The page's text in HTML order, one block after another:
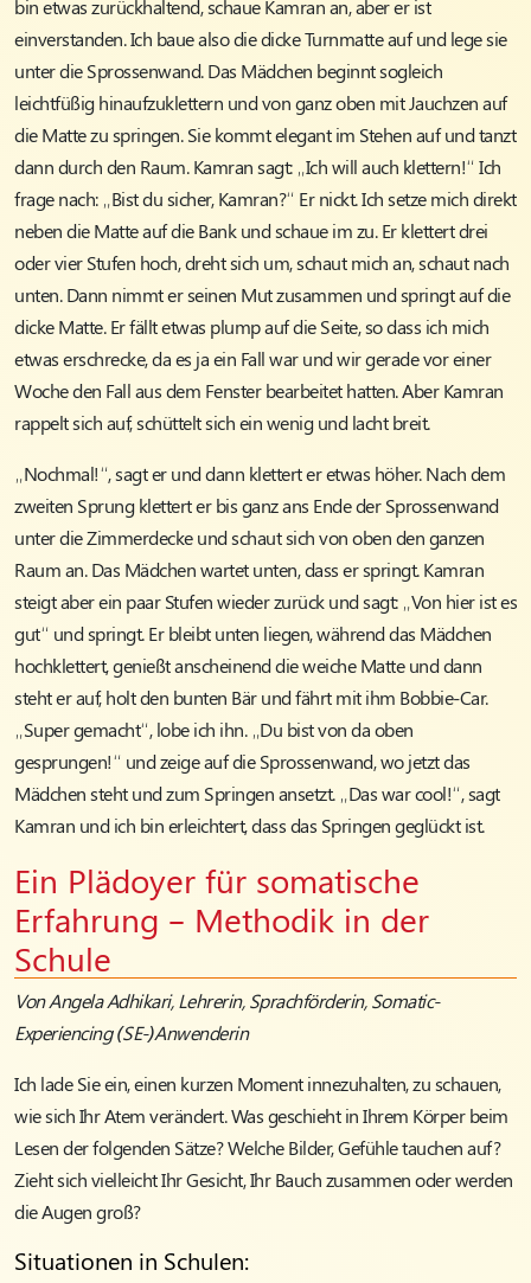
bin etwas zurückhaltend, schaue Kamran an, aber er ist
einverstanden. Ich baue also die dicke Turnmatte auf und lege sie
unter die Sprossenwand. Das Mädchen beginnt sogleich
leichtfüßig hinaufzuklettern und von ganz oben mit Jauchzen auf
die Matte zu springen. Sie kommt elegant im Stehen auf und tanzt
dann durch den Raum. Kamran sagt: „Ich will auch klettern!“ Ich
frage nach: „Bist du sicher, Kamran?“ Er nickt. Ich setze mich direkt
neben die Matte auf die Bank und schaue im zu. Er klettert drei
oder vier Stufen hoch, dreht sich um, schaut mich an, schaut nach
unten. Dann nimmt er seinen Mut zusammen und springt auf die
dicke Matte. Er fällt etwas plump auf die Seite, so dass ich mich
etwas erschrecke, da es ja ein Fall war und wir gerade vor einer
Woche den Fall aus dem Fenster bearbeitet hatten. Aber Kamran
rappelt sich auf, schüttelt sich ein wenig und lacht breit.
„Nochmal!“, sagt er und dann klettert er etwas höher. Nach dem
zweiten Sprung klettert er bis ganz ans Ende der Sprossenwand
unter die Zimmerdecke und schaut sich von oben den ganzen
Raum an. Das Mädchen wartet unten, dass er springt. Kamran
steigt aber ein paar Stufen wieder zurück und sagt: „Von hier ist es
gut“ und springt. Er bleibt unten liegen, während das Mädchen
hochklettert, genießt anscheinend die weiche Matte und dann
steht er auf, holt den bunten Bär und fährt mit ihm Bobbie-Car.
„Super gemacht“, lobe ich ihn. „Du bist von da oben
gesprungen!“ und zeige auf die Sprossenwand, wo jetzt das
Mädchen steht und zum Springen ansetzt. „Das war cool!“, sagt
Kamran und ich bin erleichtert, dass das Springen geglückt ist.
Ein Plädoyer für somatische
Erfahrung – Methodik in der
Schule
Von Angela Adhikari, Lehrerin, Sprachförderin, Somatic-
Experiencing (SE-)Anwenderin
Ich lade Sie ein, einen kurzen Moment innezuhalten, zu schauen,
wie sich Ihr Atem verändert. Was geschieht in Ihrem Körper beim
Lesen der folgenden Sätze? Welche Bilder, Gefühle tauchen auf?
Zieht sich vielleicht Ihr Gesicht, Ihr Bauch zusammen oder werden
die Augen groß?
Situationen in Schulen: